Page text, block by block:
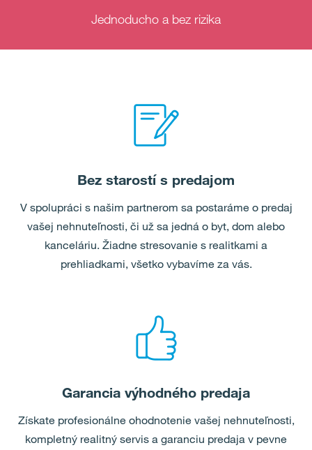
Jednoducho a bez rizika
Bez starostí s predajom
V spolupráci s našim partnerom sa postaráme o predaj
vašej nehnuteľnosti, či už sa jedná o byt, dom alebo
kanceláriu. Žiadne stresovanie s realitkami a
prehliadkami, všetko vybavíme za vás.
Garancia výhodného predaja
Získate profesionálne ohodnotenie vašej nehnuteľnosti,
kompletný realitný servis a garanciu predaja v pevne